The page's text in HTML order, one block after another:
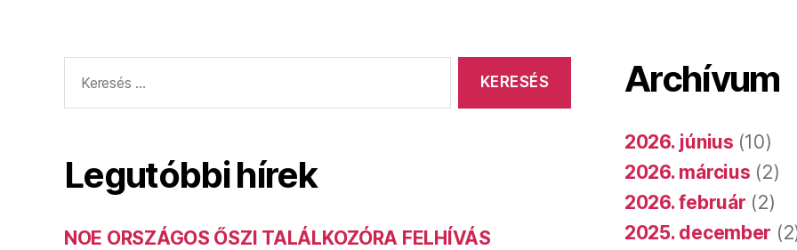
Legutóbbi hírek
NOE ORSZÁGOS ŐSZI TALÁLKOZÓRA FELHÍVÁS
Archívum
2026. június (10)
2026. március (2)
2026. február (2)
2025. december